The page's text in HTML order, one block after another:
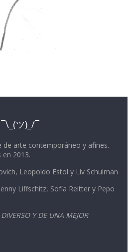
ツ)_/¯
de arte contemporáneo y afines.
en 2013.
Leopoldo Estol y Liv Schulman
Liffschitz, Sofía Reitter y Pepo
Y DE UNA MEJOR